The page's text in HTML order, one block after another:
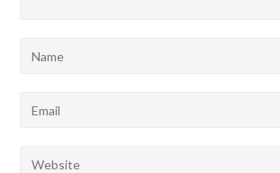
to
address